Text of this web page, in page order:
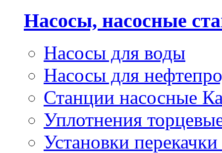
Насосы, насосные
Насосы для воды
Насосы для
Станции насосные
Уплотнения
Установки